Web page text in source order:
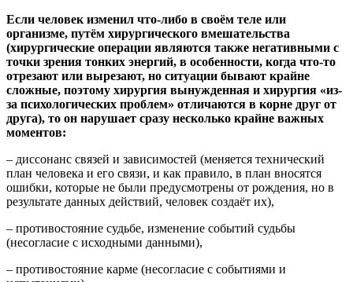
Если человек изменил что-либо в своём теле или
организме, путём хирургического вмешательства
(хирургические операции являются также негативными с
точки зрения тонких энергий, в особенности, когда что-то
отрезают или вырезают, но ситуации бывают крайне
сложные, поэтому хирургия вынужденная и хирургия «из-
за психологических проблем» отличаются в корне друг от
друга), то он нарушает сразу несколько крайне важных
моментов:
– диссонанс связей и зависимостей (меняется технический
план человека и его связи, и как правило, в план вносятся
ошибки, которые не были предусмотрены от рождения, но в
результате данных действий, человек создаёт их),
– противостояние судьбе, изменение событий судьбы
(несогласие с исходными данными),
– противостояние карме (несогласие с событиями и